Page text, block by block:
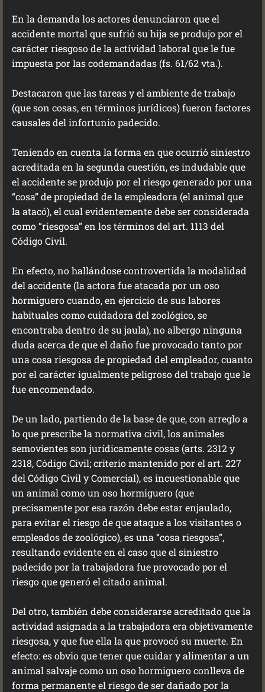
En la demanda los actores denunciaron que el
accidente mortal que sufrió su hija se produjo por el
carácter riesgoso de la actividad laboral que le fue
impuesta por las codemandadas (fs. 61/62 vta.).
Destacaron que las tareas y el ambiente de trabajo
(que son cosas, en términos jurídicos) fueron factores
causales del infortunio padecido.
Teniendo en cuenta la forma en que ocurrió siniestro
acreditada en la segunda cuestión, es indudable que
el accidente se produjo por el riesgo generado por una
“cosa” de propiedad de la empleadora (el animal que
la atacó), el cual evidentemente debe ser considerada
como “riesgosa” en los términos del art. 1113 del
Código Civil.
En efecto, no hallándose controvertida la modalidad
del accidente (la actora fue atacada por un oso
hormiguero cuando, en ejercicio de sus labores
habituales como cuidadora del zoológico, se
encontraba dentro de su jaula), no albergo ninguna
duda acerca de que el daño fue provocado tanto por
una cosa riesgosa de propiedad del empleador, cuanto
por el carácter igualmente peligroso del trabajo que le
fue encomendado.
De un lado, partiendo de la base de que, con arreglo a
lo que prescribe la normativa civil, los animales
semovientes son jurídicamente cosas (arts. 2312 y
2318, Código Civil; criterio mantenido por el art. 227
del Código Civil y Comercial), es incuestionable que
un animal como un oso hormiguero (que
precisamente por esa razón debe estar enjaulado,
para evitar el riesgo de que ataque a los visitantes o
empleados de zoológico), es una “cosa riesgosa”,
resultando evidente en el caso que el siniestro
padecido por la trabajadora fue provocado por el
riesgo que generó el citado animal.
Del otro, también debe considerarse acreditado que la
actividad asignada a la trabajadora era objetivamente
riesgosa, y que fue ella la que provocó su muerte. En
efecto: es obvio que tener que cuidar y alimentar a un
animal salvaje como un oso hormiguero conlleva de
forma permanente el riesgo de ser dañado por la